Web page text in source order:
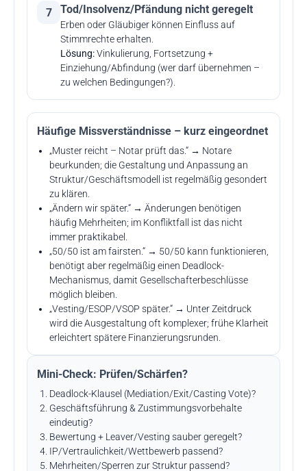
7 Tod/Insolvenz/Pfändung nicht geregelt
Erben oder Gläubiger können Einfluss auf
Stimmrechte erhalten.
Lösung:Vinkulierung, Fortsetzung +
Einziehung/Abfindung (wer darf übernehmen –
zu welchen Bedingungen?).
Häufige Missverständnisse – kurz eingeordnet
„Muster reicht – Notar prüft das.“ → Notare
beurkunden; die Gestaltung und Anpassung an
Struktur/Geschäftsmodell ist regelmäßig gesondert
zu klären.
„Ändern wir später.“ → Änderungen benötigen
häufig Mehrheiten; im Konfliktfall ist das nicht
immer praktikabel.
„50/50 ist am fairsten.“ → 50/50 kann funktionieren,
benötigt aber regelmäßig einen Deadlock-
Mechanismus, damit Gesellschafterbeschlüsse
möglich bleiben.
„Vesting/ESOP/VSOP später.“ → Unter Zeitdruck
wird die Ausgestaltung oft komplexer; frühe Klarheit
erleichtert spätere Finanzierungsrunden.
Mini-Check: Prüfen/Schärfen?
Deadlock-Klausel (Mediation/Exit/Casting Vote)?
Geschäftsführung & Zustimmungsvorbehalte
eindeutig?
Bewertung + Leaver/Vesting sauber geregelt?
IP/Vertraulichkeit/Wettbewerb passend?
Mehrheiten/Sperren zur Struktur passend?